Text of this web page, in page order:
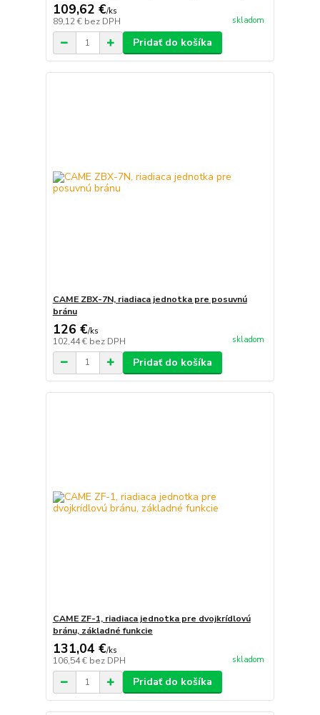
109,62 €/ks
89,12 € bez DPH skladom
Pridať do košíka
CAME ZBX-7N, riadiaca jednotka pre posuvnú
bránu
126 €/ks
102,44 € bez DPH skladom
Pridať do košíka
CAME ZF-1, riadiaca jednotka pre dvojkrídlovú
bránu, základné funkcie
131,04 €/ks
106,54 € bez DPH skladom
Pridať do košíka